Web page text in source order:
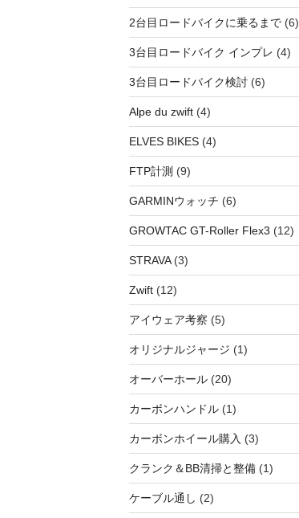
2台目ロードバイクに乗るまで(6)
3台目ロードバイク インプレ (4)
3台目ロードバイク検討(6)
Alpe du zwift(4)
ELVES BIKES(4)
FTP計測 (9)
GARMINウォッチ (6)
GROWTAC GT-Roller Flex3 (12)
STRAVA(3)
Zwift(12)
アイウェア考察 (5)
オリジナルジャージ (1)
オーバーホール(20)
カーボンハンドル(1)
カーボンホイール購入 (3)
クランク＆BB清掃と整備(1)
ケーブル通し (2)